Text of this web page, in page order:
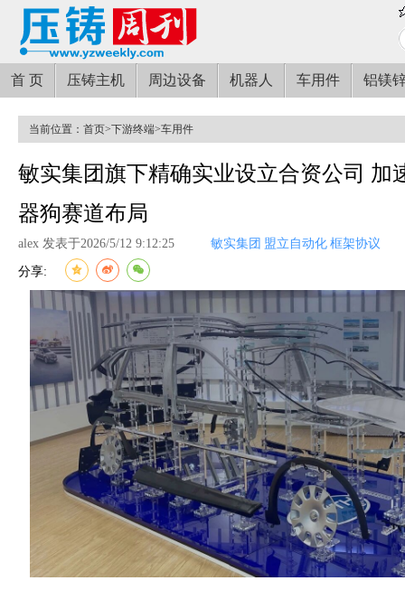
首 页 压铸主机 周边设备 机器人 车用件 铝镁
当前位置： 首页>下游终端>车用件
敏实集团旗下精确实业设立合资公司 加
器狗赛道布局
alex 发表于2026/5/12 9:12:25 敏实集团 盟立自动化 框架协议
分享: